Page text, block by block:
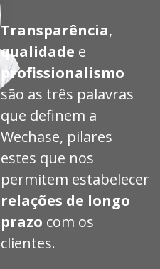
Transparência,
qualidade e
profissionalismo
são as três palavras
que definem a
Wechase, pilares
estes que nos
permitem estabelecer
relações de longo
prazo com os
clientes.